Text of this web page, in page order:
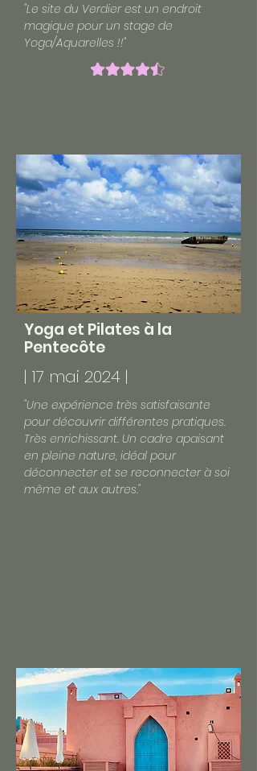
"Le site du Verdier est un endroit
magique pour un stage de
Yoga/Aquarelles !!"
Yoga et Pilates à la
Pentecôte
| 17 mai 2024 |
"Une expérience très satisfaisante
pour découvrir différentes pratiques.
Très enrichissant. Un cadre apaisant
en pleine nature, idéal pour
déconnecter et se reconnecter à soi
même et aux autres."